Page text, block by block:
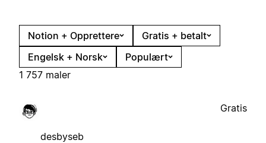
Notion + Opprettere
Gratis + betalt
Engelsk + Norsk
Populært
1 757 maler
desbyseb
Gratis